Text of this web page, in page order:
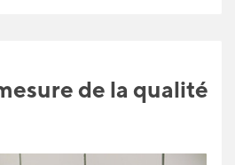
de la qualité